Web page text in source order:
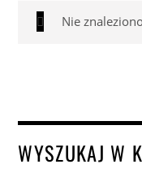
Nie
WYSZUKAJ W